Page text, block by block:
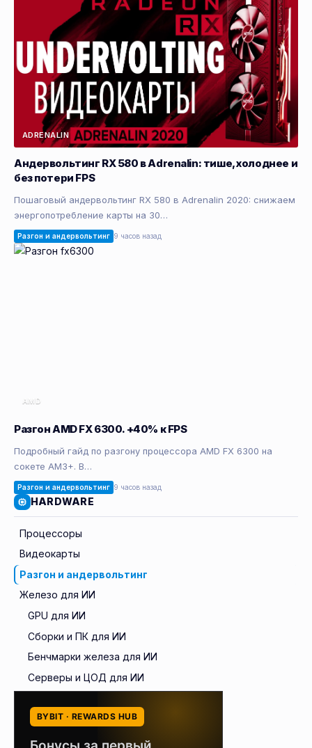
ADRENALIN
Андервольтинг RX 580 в Adrenalin: тише, холоднее и
без потери FPS
Пошаговый андервольтинг RX 580 в Adrenalin 2020: снижаем
энергопотребление карты на 30…
Разгон и андервольтинг 9 часов назад
AMD
Разгон AMD FX 6300. +40% к FPS
Подробный гайд по разгону процессора AMD FX 6300 на
сокете AM3+. В…
Разгон и андервольтинг 9 часов назад
HARDWARE
Процессоры
Видеокарты
Разгон и андервольтинг
Железо для ИИ
GPU для ИИ
Сборки и ПК для ИИ
Бенчмарки железа для ИИ
Серверы и ЦОД для ИИ
BYBIT · REWARDS HUB